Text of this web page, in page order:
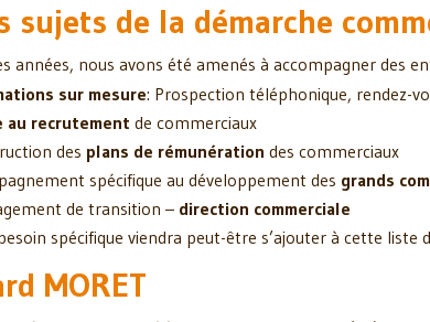
sujets de la démarche
années, nous avons été amenés à accompagner des
sur mesure: Prospection téléphonique, rendez-
au recrutement de commerciaux
des plans de rémunération des commerciaux
spécifique au développement des grands
de transition – direction commerciale
spécifique viendra peut-être s’ajouter à cette liste
MORET